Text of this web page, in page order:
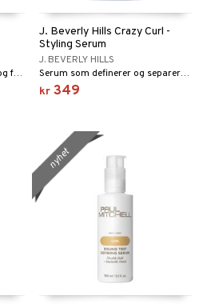
Bruk som varmebeskyttelse og for holdbare krøller eller bølgete hår
J. Beverly Hills Crazy Curl -
Styling Serum
J. BEVERLY HILLS
Serum som definerer og separerer krøllene.
kr 349
nyhet